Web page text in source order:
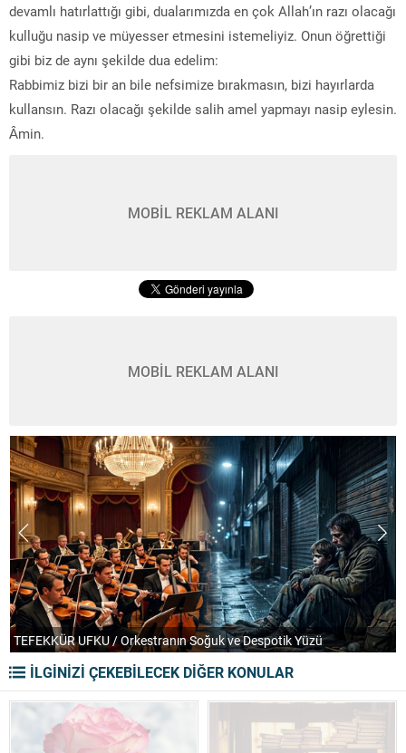
devamlı hatırlattığı gibi, dualarımızda en çok Allah’ın razı olacağı
kulluğu nasip ve müyesser etmesini istemeliyiz. Onun öğrettiği
gibi biz de aynı şekilde dua edelim:
Rabbimiz bizi bir an bile nefsimize bırakmasın, bizi hayırlarda
kullansın. Razı olacağı şekilde salih amel yapmayı nasip eylesin.
Âmin.
MOBİL REKLAM ALANI
MOBİL REKLAM ALANI
TEFEKKÜR UFKU / Orkestranın Soğuk ve Despotik Yüzü
İLGİNİZİ ÇEKEBİLECEK DİĞER KONULAR